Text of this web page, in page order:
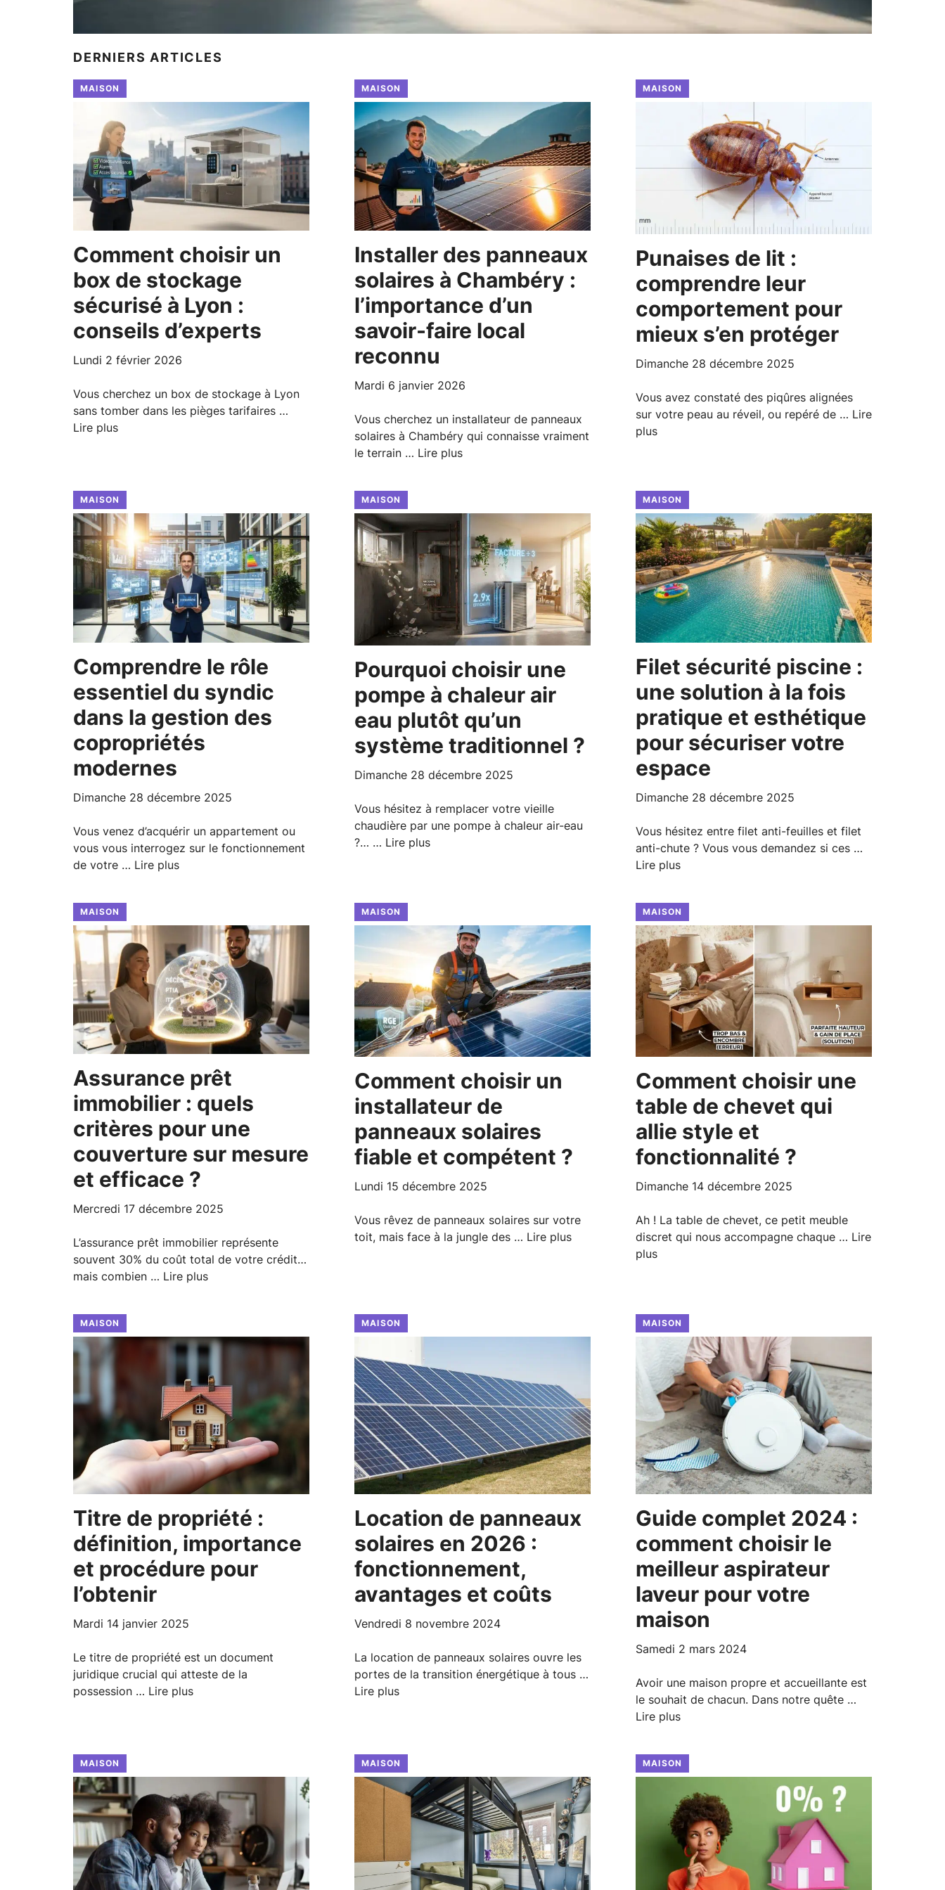
DERNIERS ARTICLES
MAISON
Comment choisir un
box de stockage
sécurisé à Lyon :
conseils d’experts
lundi 2 février 2026
Vous cherchez un box de stockage à Lyon
sans tomber dans les pièges tarifaires …
Lire plus
MAISON
Installer des panneaux
solaires à Chambéry :
l’importance d’un
savoir-faire local
reconnu
mardi 6 janvier 2026
Vous cherchez un installateur de panneaux
solaires à Chambéry qui connaisse vraiment
le terrain … Lire plus
MAISON
Punaises de lit :
comprendre leur
comportement pour
mieux s’en protéger
dimanche 28 décembre 2025
Vous avez constaté des piqûres alignées
sur votre peau au réveil, ou repéré de … Lire
plus
MAISON
Comprendre le rôle
essentiel du syndic
dans la gestion des
copropriétés
modernes
dimanche 28 décembre 2025
Vous venez d’acquérir un appartement ou
vous vous interrogez sur le fonctionnement
de votre … Lire plus
MAISON
Pourquoi choisir une
pompe à chaleur air
eau plutôt qu’un
système traditionnel ?
dimanche 28 décembre 2025
Vous hésitez à remplacer votre vieille
chaudière par une pompe à chaleur air-eau
?… … Lire plus
MAISON
Filet sécurité piscine :
une solution à la fois
pratique et esthétique
pour sécuriser votre
espace
dimanche 28 décembre 2025
Vous hésitez entre filet anti-feuilles et filet
anti-chute ? Vous vous demandez si ces …
Lire plus
MAISON
Assurance prêt
immobilier : quels
critères pour une
couverture sur mesure
et efficace ?
mercredi 17 décembre 2025
L’assurance prêt immobilier représente
souvent 30% du coût total de votre crédit…
mais combien … Lire plus
MAISON
Comment choisir un
installateur de
panneaux solaires
fiable et compétent ?
lundi 15 décembre 2025
Vous rêvez de panneaux solaires sur votre
toit, mais face à la jungle des … Lire plus
MAISON
Comment choisir une
table de chevet qui
allie style et
fonctionnalité ?
dimanche 14 décembre 2025
Ah ! La table de chevet, ce petit meuble
discret qui nous accompagne chaque … Lire
plus
MAISON
Titre de propriété :
définition, importance
et procédure pour
l’obtenir
mardi 14 janvier 2025
Le titre de propriété est un document
juridique crucial qui atteste de la
possession … Lire plus
MAISON
Location de panneaux
solaires en 2026 :
fonctionnement,
avantages et coûts
vendredi 8 novembre 2024
La location de panneaux solaires ouvre les
portes de la transition énergétique à tous …
Lire plus
MAISON
Guide complet 2024 :
comment choisir le
meilleur aspirateur
laveur pour votre
maison
samedi 2 mars 2024
Avoir une maison propre et accueillante est
le souhait de chacun. Dans notre quête …
Lire plus
MAISON MAISON MAISON